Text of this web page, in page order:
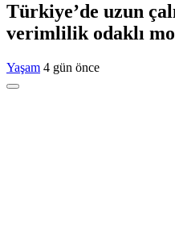
Türkiye’de uzun
verimlilik odaklı
Yaşam 4 gün önce